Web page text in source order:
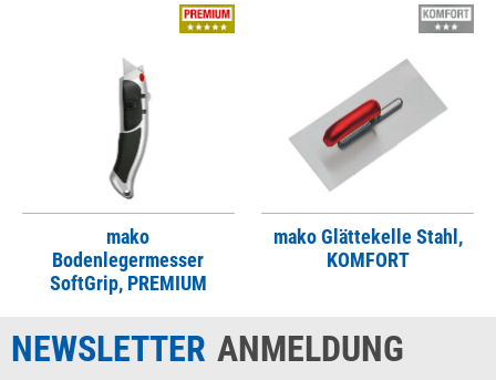
mako
Bodenlegermesser
SoftGrip, PREMIUM
mako Glättekelle Stahl,
KOMFORT
NEWSLETTER ANMELDUNG